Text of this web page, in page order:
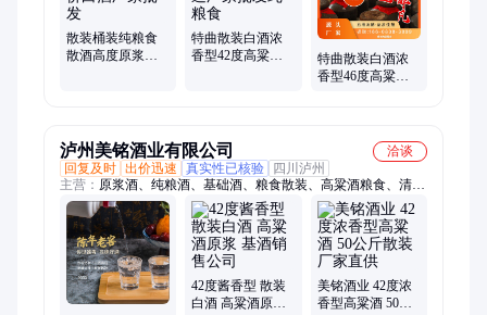
散装桶装纯粮食
散酒高度原浆高
特曲散装白酒浓
香型42度高粱酒
特曲散装白酒浓
香型46度高粱酒
泸州美铭酒业有限公司
洽谈
回复及时 出价迅速 真实性已核验
四川泸州
主营： 原浆酒、纯粮酒、基础酒、粮食散装、高粱酒粮食、清香
型、老基酒、白酒oem、白酒定制、贴牌白酒、八大基酒、公司
定制、纯粮基酒、公司老酒、基酒陈年、浓香型白酒、浓香型五
粮
42度酱香型 散装
白酒 高粱酒原浆
美铭酒业 42度浓
香型高粱酒 50公